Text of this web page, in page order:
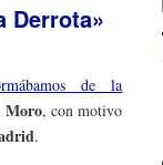
Derrota»
de la
Moro, con motivo
.